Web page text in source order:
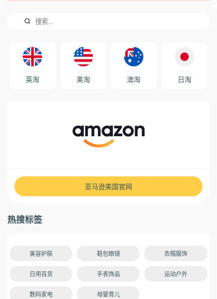
英淘 美淘 澳淘 日淘
亚马逊美国官网
热搜标签
美容护肤 鞋包眼镜 衣帽服饰
日用百货 手表饰品 运动户外
数码家电 母婴育儿